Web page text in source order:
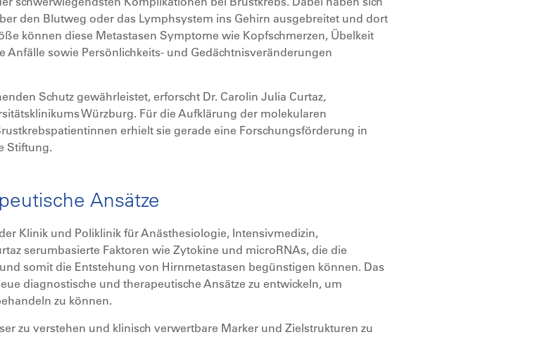
den Blutweg oder das Lymphsystem ins Gehirn ausgebreitet und dort
können diese Metastasen Symptome wie Kopfschmerzen, Übelkeit
Anfälle sowie Persönlichkeits- und Gedächtnisveränderungen
Schutz gewährleistet, erforscht Dr. Carolin Julia Curtaz,
Würzburg. Für die Aufklärung der molekularen
erhielt sie gerade eine Forschungsförderung in
Stiftung.
Ansätze
Klinik und Poliklinik für Anästhesiologie, Intensivmedizin,
serumbasierte Faktoren wie Zytokine und microRNAs, die die
somit die Entstehung von Hirnmetastasen begünstigen können. Das
diagnostische und therapeutische Ansätze zu entwickeln, um
zu können.
zu verstehen und klinisch verwertbare Marker und Zielstrukturen zu